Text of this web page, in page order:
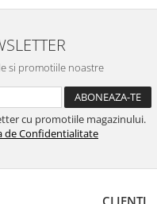
si promotiile noastre
cu promotiile magazinului.
de Confidentialitate
CLIENTI